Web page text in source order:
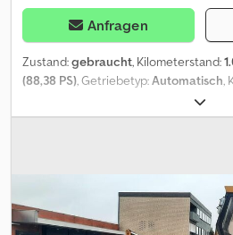
Anfragen
Zustand:gebraucht, Kilometerstand:
(88,38 PS), Getriebetyp:Automatisch,
7.400 kg
Achsen-Konfiguration:4x4, Anzahl
Allradantrieb, Standard-Schaufel,
Fahrzeugstandort: Bovenden,
Radstand: 2270 mm Deutz Dieselmotor